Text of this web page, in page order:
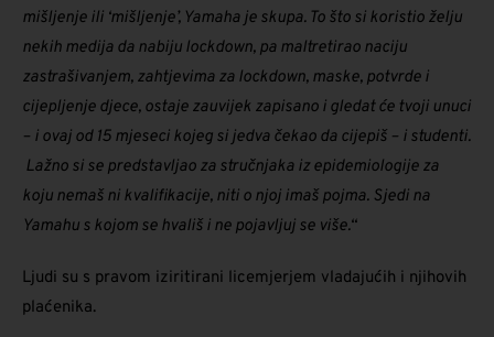
mišljenje ili ‘mišljenje’, Yamaha je skupa. To što si koristio želju
nekih medija da nabiju lockdown, pa maltretirao naciju
zastrašivanjem, zahtjevima za lockdown, maske, potvrde i
cijepljenje djece, ostaje zauvijek zapisano i gledat će tvoji unuci
– i ovaj od 15 mjeseci kojeg si jedva čekao da cijepiš – i studenti.
Lažno si se predstavljao za stručnjaka iz epidemiologije za
koju nemaš ni kvalifikacije, niti o njoj imaš pojma. Sjedi na
Yamahu s kojom se hvališ i ne pojavljuj se više.“
Ljudi su s pravom iziritirani licemjerjem vladajućih i njihovih
plaćenika.